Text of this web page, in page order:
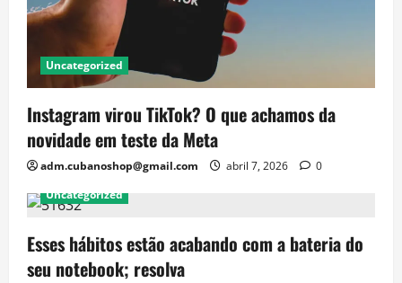
Uncategorized
Instagram virou TikTok? O que achamos da
novidade em teste da Meta
adm.cubanoshop@gmail.com abril 7, 2026
0
Uncategorized
Esses hábitos estão acabando com a bateria do
seu notebook; resolva